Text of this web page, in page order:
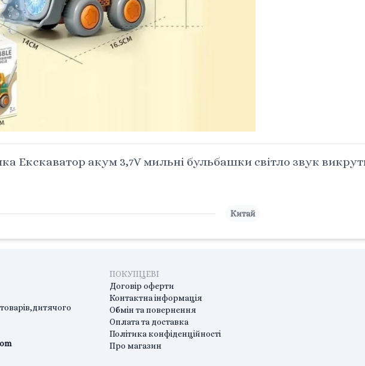
Екскаватор акум 3,7V мильні бульбашки світло звук
Китай
ПОКУПЦЕВІ
Договір оферти
Контактна інформація
Обмін та повернення
Оплата та доставка
Політика конфіденційності
Про магазин